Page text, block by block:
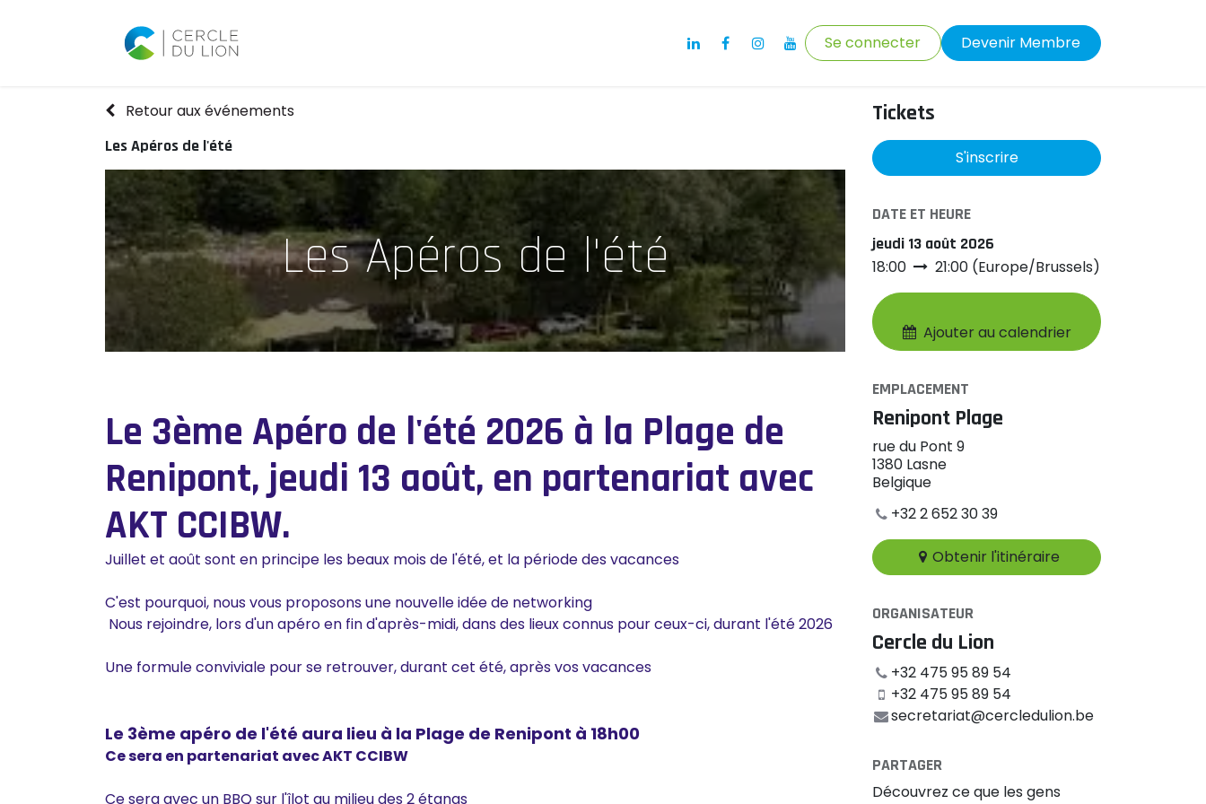
Actualités Se connecter Devenir Membre
Retour aux événements
Les Apéros de l'été
Les Apéros de l'été
Le 3ème Apéro de l'été 2026 à la Plage de
Renipont, jeudi 13 août, en partenariat avec
AKT CCIBW.
Juillet et août sont en principe les beaux mois de l'été, et la période des vacances
C'est pourquoi, nous vous proposons une nouvelle idée de networking
Nous rejoindre, lors d'un apéro en fin d'après-midi, dans des lieux connus pour ceux-ci, durant l'été 2026
Une formule conviviale pour se retrouver, durant cet été, après vos vacances
Le 3ème apéro de l'été aura lieu à la Plage de Renipont à 18h00
Ce sera en partenariat avec AKT CCIBW
Ce sera avec un BBQ sur l'îlot au milieu des 2 étangs
Tickets
S'inscrire
DATE ET HEURE
jeudi 13 août 2026
18:00
21:00 (Europe/Brussels)
Ajouter au calendrier
EMPLACEMENT
Renipont Plage
rue du Pont 9
1380 Lasne
Belgique
+32 2 652 30 39
Obtenir l'itinéraire
ORGANISATEUR
Cercle du Lion
+32 475 95 89 54
+32 475 95 89 54
secretariat@cercledulion.be
PARTAGER
Découvrez ce que les gens